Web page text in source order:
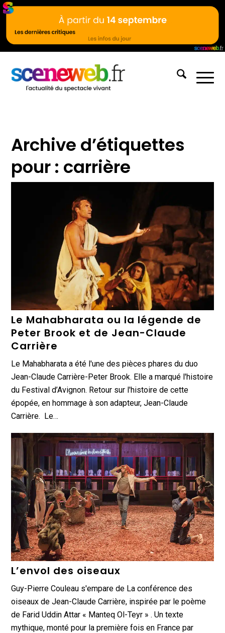
Archive d’étiquettes
pour : carrière
Le Mahabharata ou la légende de
Peter Brook et de Jean-Claude
Carrière
Le Mahabharata a été l'une des pièces phares du duo
Jean-Claude Carrière-Peter Brook. Elle a marqué l'histoire
du Festival d’Avignon. Retour sur l'histoire de cette
épopée, en hommage à son adapteur, Jean-Claude
Carrière. Le…
L’envol des oiseaux
Guy-Pierre Couleau s'empare de La conférence des
oiseaux de Jean-Claude Carrière, inspirée par le poème
de Farid Uddin Attar « Manteq Ol-Teyr » . Un texte
mythique, monté pour la première fois en France par